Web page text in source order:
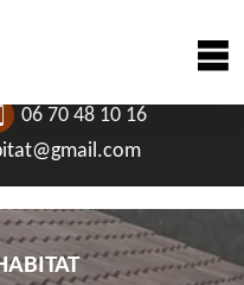
06 70 48 10 16